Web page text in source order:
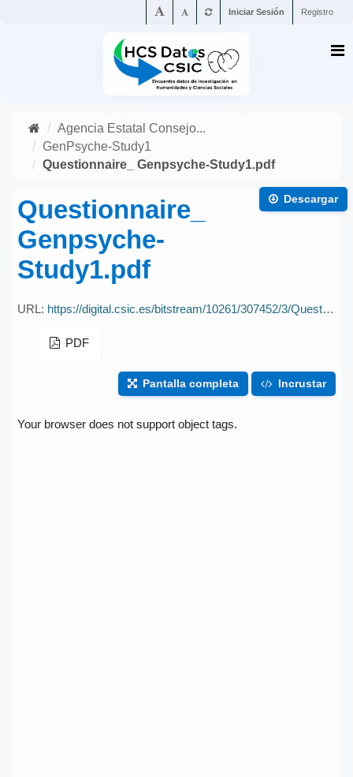
Iniciar Sesión Registro
Agencia Estatal Consejo...
GenPsyche-Study1
Questionnaire_ Genpsyche-Study1.pdf
Descargar
Questionnaire_
Genpsyche-
Study1.pdf
URL: https://digital.csic.es/bitstream/10261/307452/3/Questionnaire_%20Genpsyche-Study1.pdf
PDF
Pantalla completa Incrustar
Your browser does not support object tags.